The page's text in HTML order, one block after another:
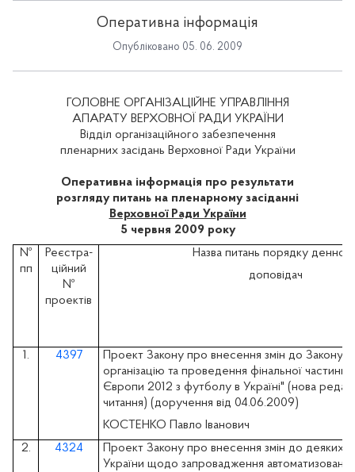
Оперативна інформація
Опубліковано 05. 06. 2009
ГОЛОВНЕ ОРГАНІЗАЦІЙНЕ УПРАВЛІННЯ
АПАРАТУ ВЕРХОВНОЇ РАДИ УКРАЇНИ
Відділ організаційного забезпечення
пленарних засідань Верховної Ради України
Оперативна інформація про результати
розгляду питань на пленарному засіданні
Верховної Ради України
5 червня 2009 року
№
пп
Реєстра-
ційний
№
проектів
Назва питань порядку
доповідач
1. 4397
Проект Закону про внесення змін до Закону
організацію та проведення фінальної частини
Європи 2012 з футболу в Україні" (нова
читання) (доручення від 04.06.2009)
КОСТЕНКО Павло Іванович
2.
4324
Проект Закону про внесення змін до деяких
України щодо запровадження